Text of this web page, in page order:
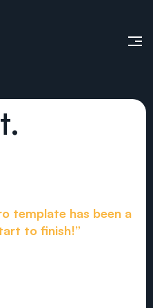
template has been a
to finish!”